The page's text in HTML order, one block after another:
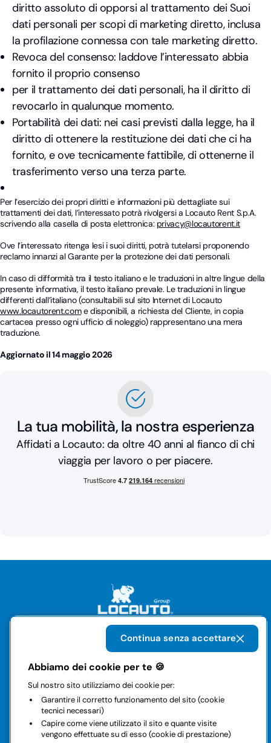
diritto assoluto di opporsi al trattamento dei Suoi
dati personali per scopi di marketing diretto, inclusa
la profilazione connessa con tale marketing diretto.
Revoca del consenso: laddove l’interessato abbia
fornito il proprio consenso
per il trattamento dei dati personali, ha il diritto di
revocarlo in qualunque momento.
Portabilità dei dati: nei casi previsti dalla legge, ha il
diritto di ottenere la restituzione dei dati che ci ha
fornito, e ove tecnicamente fattibile, di ottenerne il
trasferimento verso una terza parte.
Per l’esercizio dei propri diritti e informazioni più dettagliate sui
trattamenti dei dati, l’interessato potrà rivolgersi a Locauto Rent S.p.A.
scrivendo alla casella di posta elettronica: privacy@locautorent.it
Ove l’interessato ritenga lesi i suoi diritti, potrà tutelarsi proponendo
reclamo innanzi al Garante per la protezione dei dati personali.
In caso di difformità tra il testo italiano e le traduzioni in altre lingue della
presente informativa, il testo italiano prevale. Le traduzioni in lingue
differenti dall’italiano (consultabili sul sito Internet di Locauto
www.locautorent.come disponibili, a richiesta del Cliente, in copia
cartacea presso ogni ufficio di noleggio) rappresentano una mera
traduzione.
Aggiornato il 14 maggio 2026
La tua mobilità, la nostra esperienza
Affidati a Locauto: da oltre 40 anni al fianco di chi
viaggia per lavoro o per piacere.
Noleggi
Business
Abbiamo dei cookie per te 🍪
Sul nostro sito utilizziamo dei cookie per:
Garantire il corretto funzionamento del sito (cookie
tecnici necessari)
Capire come viene utilizzato il sito e quante visite
vengono effettuate su di esso (cookie di prestazione)
Continua senza accettare